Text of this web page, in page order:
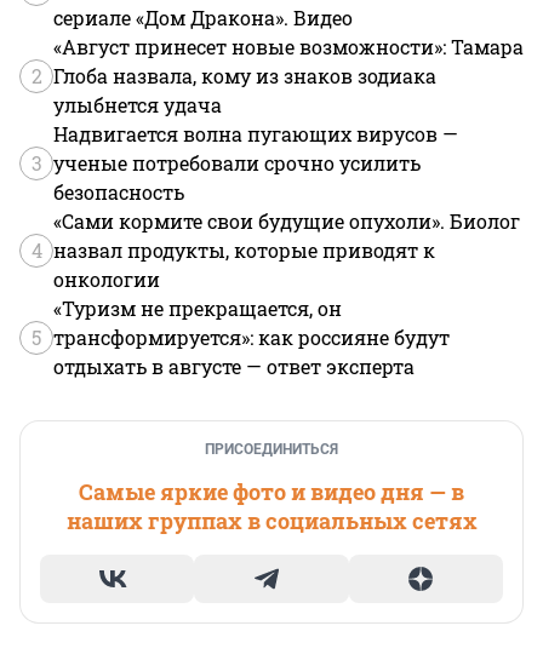
сериале «Дом Дракона». Видео
2
«Август принесет новые возможности»: Тамара
Глоба назвала, кому из знаков зодиака
улыбнется удача
3
Надвигается волна пугающих вирусов —
ученые потребовали срочно усилить
безопасность
4
«Сами кормите свои будущие опухоли». Биолог
назвал продукты, которые приводят к
онкологии
5
«Туризм не прекращается, он
трансформируется»: как россияне будут
отдыхать в августе — ответ эксперта
ПРИСОЕДИНИТЬСЯ
Самые яркие фото и видео дня — в
наших группах в социальных сетях